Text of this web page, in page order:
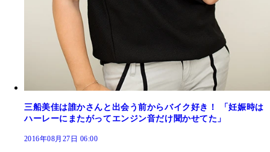
三船美佳は誰かさんと出会う前からバイク好き！ 「妊娠時は
ハーレーにまたがってエンジン音だけ聞かせてた」
2016年08月27日 06:00